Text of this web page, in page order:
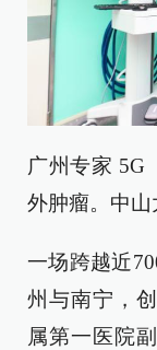
广州专家
外肿瘤。中山
一场跨越近
州与南宁，
属第一医院